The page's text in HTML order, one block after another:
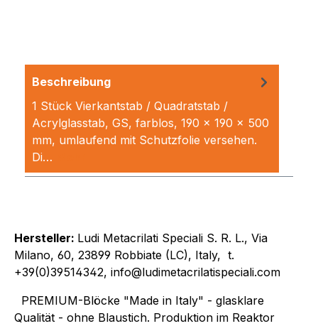
Beschreibung
1 Stück Vierkantstab / Quadratstab /
Acrylglasstab, GS, farblos, 190 x 190 x 500
mm, umlaufend mit Schutzfolie versehen.
Di…
Hersteller: Ludi Metacrilati Speciali S. R. L., Via
Milano, 60, 23899 Robbiate (LC), Italy, t.
+39(0)39514342, info@ludimetacrilatispeciali.com
PREMIUM-Blöcke "Made in Italy" - glasklare
Qualität - ohne Blaustich. Produktion im Reaktor